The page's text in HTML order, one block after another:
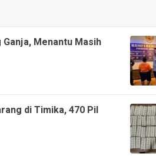
Ganja, Menantu Masih
di Timika, 470 Pil